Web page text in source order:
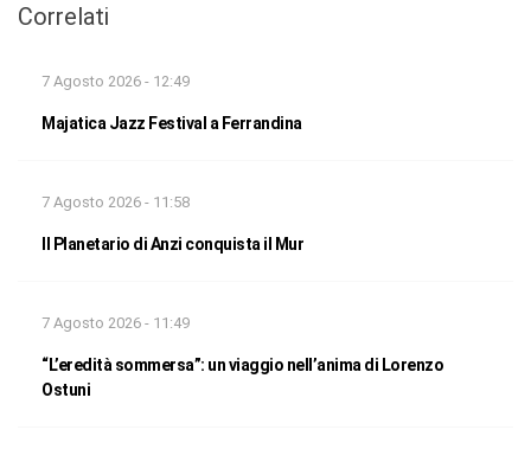
Correlati
7 Agosto 2026 - 12:49
Majatica Jazz Festival a Ferrandina
7 Agosto 2026 - 11:58
Il Planetario di Anzi conquista il Mur
7 Agosto 2026 - 11:49
“L’eredità sommersa”: un viaggio nell’anima di Lorenzo
Ostuni